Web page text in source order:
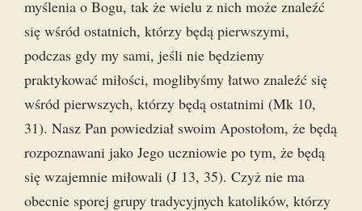
myślenia o Bogu, tak że wielu z nich może znaleźć
się wśród ostatnich, którzy będą pierwszymi,
podczas gdy my sami, jeśli nie będziemy
praktykować miłości, moglibyśmy łatwo znaleźć się
wśród pierwszych, którzy będą ostatnimi (Mk 10,
31). Nasz Pan powiedział swoim Apostołom, że będą
rozpoznawani jako Jego uczniowie po tym, że będą
się wzajemnie miłowali (J 13, 35). Czyż nie ma
obecnie sporej grupy tradycyjnych katolików, którzy